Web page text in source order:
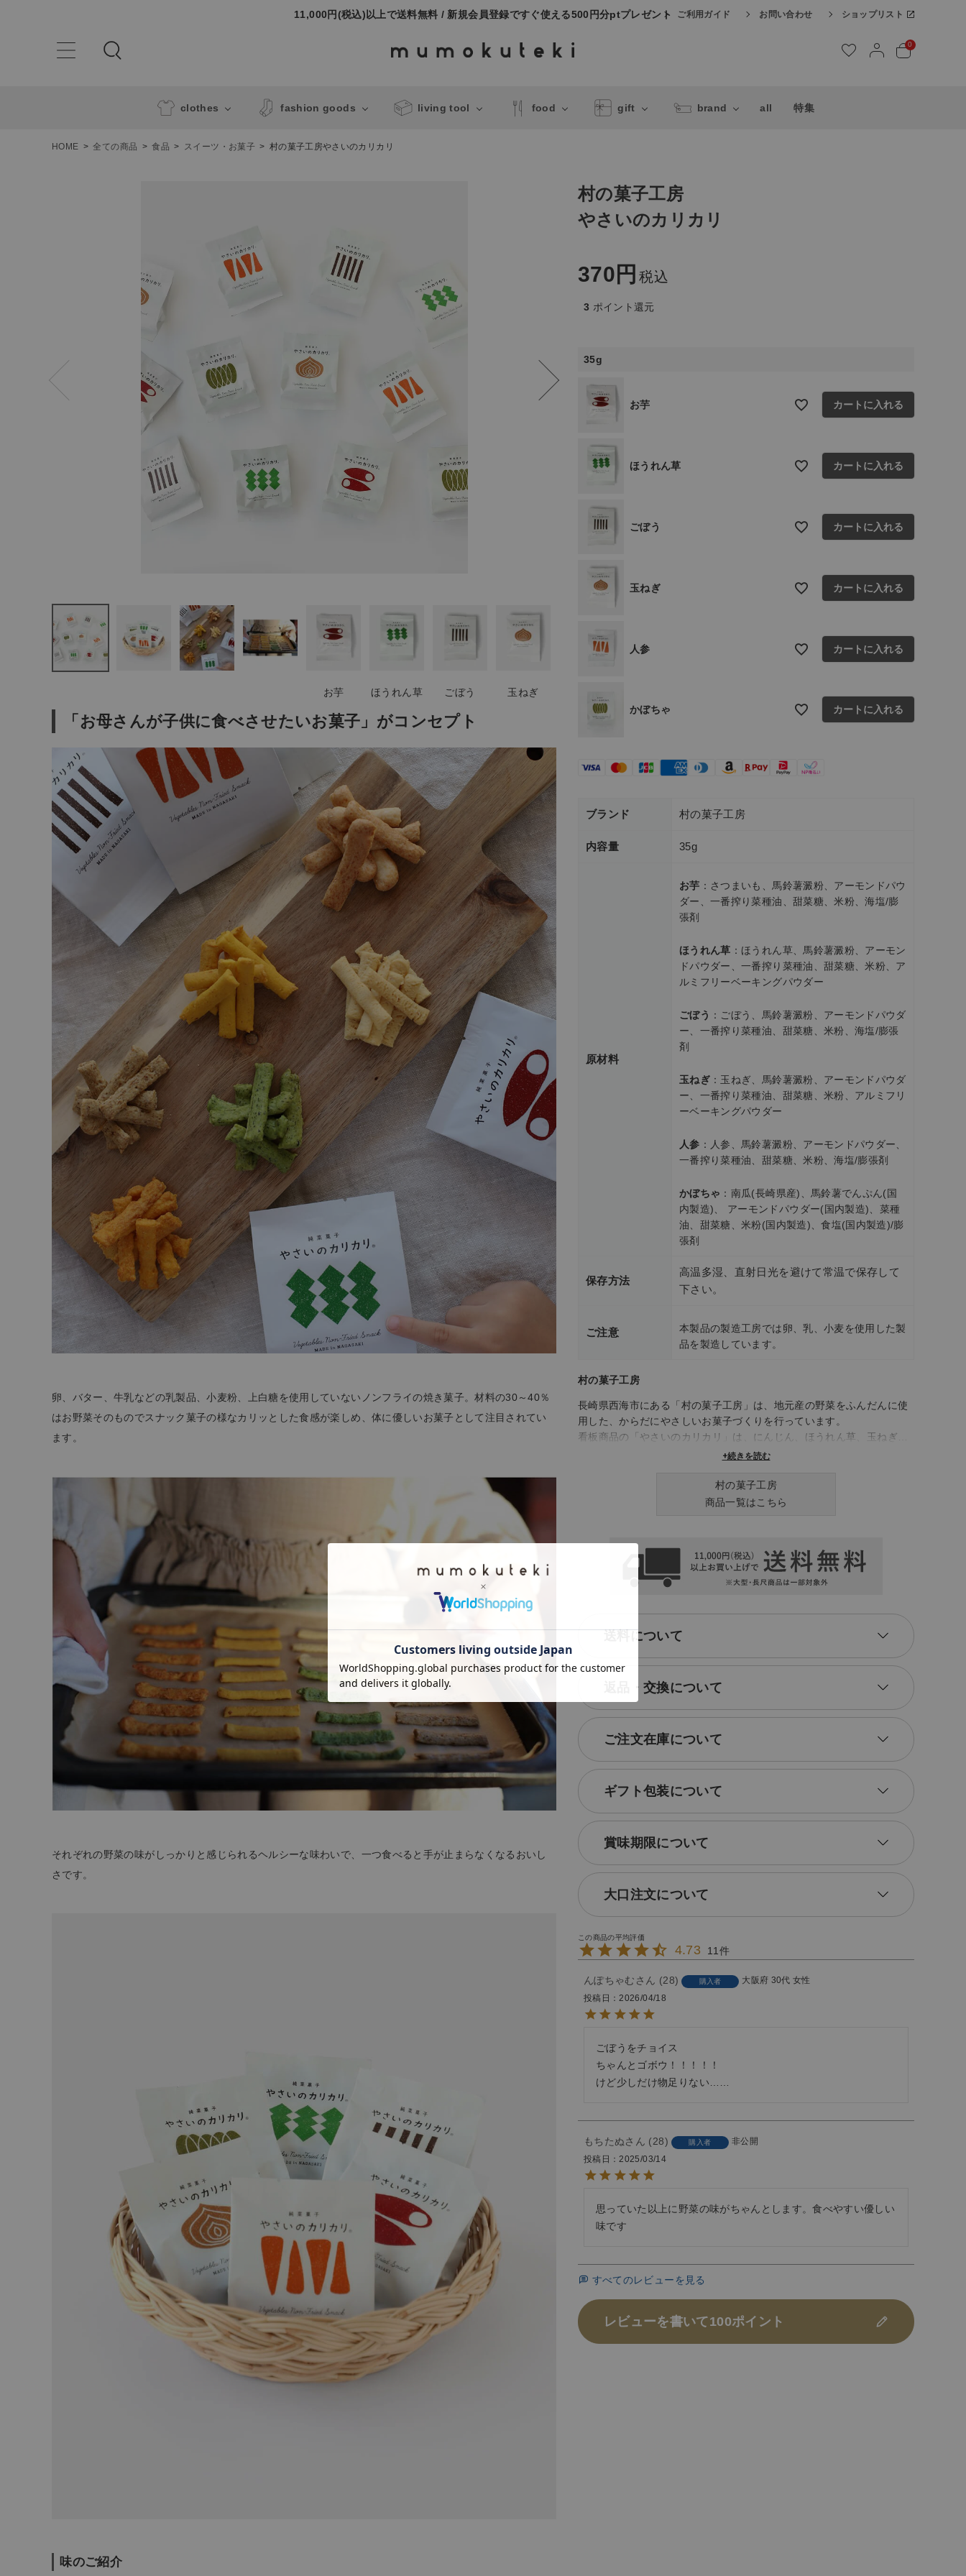
11,000円(税込)以上で送料無料 / 新規会員登録ですぐ使える500円分ptプレゼント ご利用ガイド お問い合わせ ショップリスト
0
clothes fashion goods living tool food gift brand all 特集
ナチュラル服
ファッション雑貨
ブランド
全ての商品
お問い合わせ
HOME 全ての商品 食品 スイーツ・お菓子 村の菓子工房やさいのカリカリ
お芋 ほうれん草 ごぼう 玉ねぎ
「お母さんが子供に食べさせたいお菓子」がコンセプト
卵、バター、牛乳などの乳製品、小麦粉、上白糖を使用していないノンフライの焼き菓子。材料の30～40％
はお野菜そのものでスナック菓子の様なカリッとした食感が楽しめ、体に優しいお菓子として注目されてい
ます。
それぞれの野菜の味がしっかりと感じられるヘルシーな味わいで、一つ食べると手が止まらなくなるおいし
さです。
味のご紹介
村の菓子工房
やさいのカリカリ
370 税込
3 ポイント還元
35g
お芋 カートに入れる
ほうれん草 カートに入れる
ごぼう カートに入れる
玉ねぎ カートに入れる
人参 カートに入れる
かぼちゃ カートに入れる
ブランド 村の菓子工房
内容量 35g
原材料
お芋 ：さつまいも、馬鈴薯澱粉、アーモンドパウ
ダー、一番搾り菜種油、甜菜糖、米粉、海塩/膨
張剤
ほうれん草 ：ほうれん草、馬鈴薯澱粉、アーモン
ドパウダー、一番搾り菜種油、甜菜糖、米粉、ア
ルミフリーベーキングパウダー
ごぼう ：ごぼう、馬鈴薯澱粉、アーモンドパウダ
ー、一番搾り菜種油、甜菜糖、米粉、海塩/膨張
剤
玉ねぎ ：玉ねぎ、馬鈴薯澱粉、アーモンドパウダ
ー、一番搾り菜種油、甜菜糖、米粉、アルミフリ
ーベーキングパウダー
人参 ：人参、馬鈴薯澱粉、アーモンドパウダー、
一番搾り菜種油、甜菜糖、米粉、海塩/膨張剤
かぼちゃ ：南瓜(長崎県産)、馬鈴薯でんぷん(国
内製造)、 アーモンドパウダー(国内製造)、菜種
油、甜菜糖、米粉(国内製造)、食塩(国内製造)/膨
張剤
保存方法
高温多湿、直射日光を避けて常温で保存して
下さい。
ご注意
本製品の製造工房では卵、乳、小麦を使用した製
品を製造しています。
村の菓子工房
長崎県西海市にある「村の菓子工房」は、地元産の野菜をふんだんに使
用した、からだにやさしいお菓子づくりを行っています。
​看板商品の「やさいのカリカリ」は、にんじん、ほうれん草、玉ねぎ、
さつま芋、かぼちゃ、ごぼうの6種類の野菜を30〜40％も使用し、卵・
たクッキーやローチョコレートなど、プラントベースでグルテンフリー
のお菓子も取り揃えています。​特定原材料7品目（卵・乳・小麦・落花
からご年配の方まで、安心してお召し上がりいただける「村の菓子工
房」のお菓子で、日々のおやつタイムに彩りを添えてみてはいかがでし
+続きを読む
村の菓子工房
商品一覧はこちら
送料について
返品・交換について
ご注文在庫について
ギフト包装について
賞味期限について
大口注文について
4.73 11
んぽちゃむ 28 購入者 大阪府 30代 女性
投稿日
2026/04/18
ごぼうをチョイス
ちゃんとゴボウ！！！！！
けど少しだけ物足りない……
もちたぬ 28 購入者
非公開
投稿日
2025/03/14
思っていた以上に野菜の味がちゃんとします。食べやすい優しい
味です
すべてのレビューを見る
レビューを書いて100ポイント